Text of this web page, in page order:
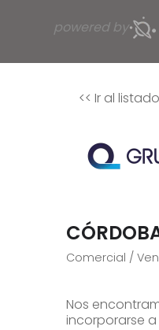
powered by
<< Ir al
Comercial /
Nos
incorporarse